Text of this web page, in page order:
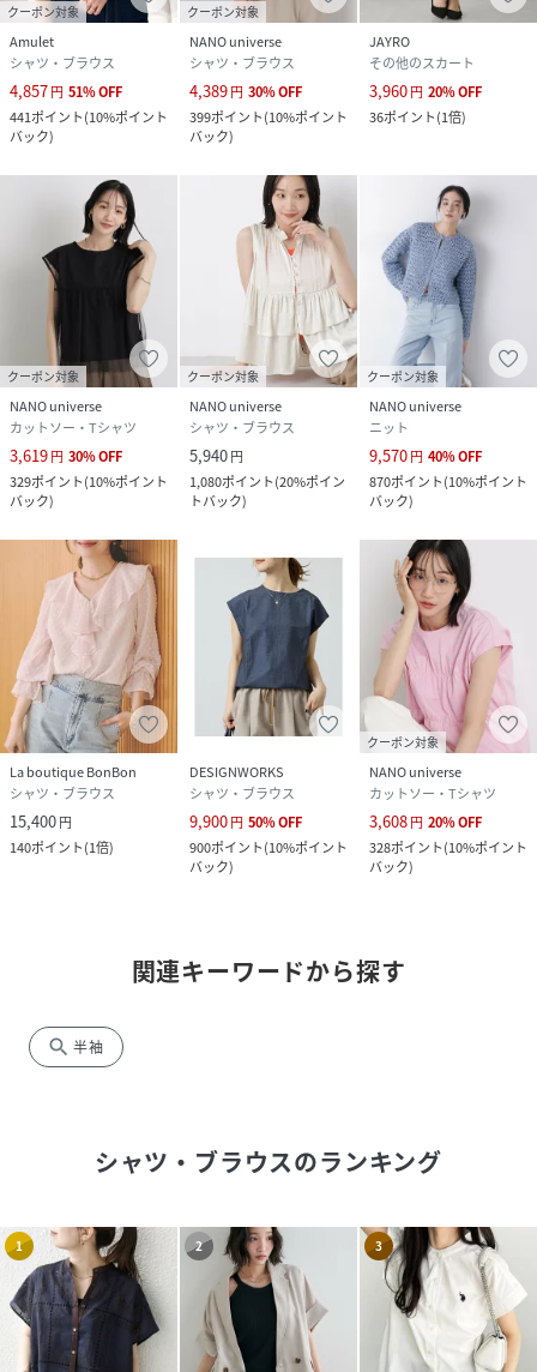
クーポン対象
Amulet
シャツ・ブラウス
4,857円 51%OFF
441ポイント(10%ポイント
バック)
クーポン対象
NANO universe
シャツ・ブラウス
4,389円 30%OFF
399ポイント(10%ポイント
バック)
JAYRO
その他のスカート
3,960円 20%OFF
36ポイント(1倍)
クーポン対象
NANO universe
カットソー・Tシャツ
3,619円 30%OFF
329ポイント(10%ポイント
バック)
クーポン対象
NANO universe
シャツ・ブラウス
5,940円
1,080ポイント(20%ポイン
トバック)
クーポン対象
NANO universe
ニット
9,570円 40%OFF
870ポイント(10%ポイント
バック)
La boutique BonBon
シャツ・ブラウス
15,400円
140ポイント(1倍)
DESIGNWORKS
シャツ・ブラウス
9,900円 50%OFF
900ポイント(10%ポイント
バック)
クーポン対象
NANO universe
カットソー・Tシャツ
3,608円 20%OFF
328ポイント(10%ポイント
バック)
関連キーワードから探す
search 半袖
シャツ・ブラウスのランキング
1 2 3